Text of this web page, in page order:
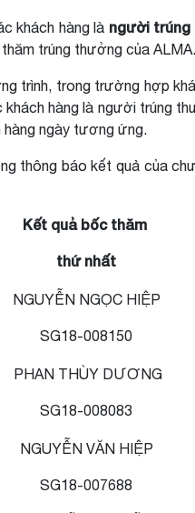
khách hàng là người
trúng thưởng của ALMA.
trình, trong trường hợp
khách hàng là người trúng
ngày tương ứng.
thông báo kết quả của
Kết quả bốc thăm
thứ nhất
NGUYỄN NGỌC HIỆP
SG18-008150
PHAN THÙY DƯƠNG
SG18-008083
NGUYỄN VĂN HIỆP
SG18-007688